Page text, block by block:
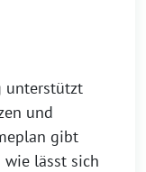
unterstützt
und
gibt
lässt sich